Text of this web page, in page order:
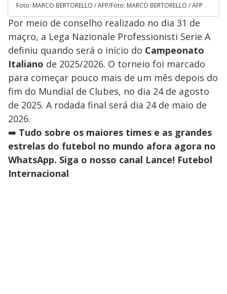
Foto: MARCO BERTORELLO / AFP/Foto: MARCO BERTORELLO / AFP
Por meio de conselho realizado no dia 31 de
maçro, a Lega Nazionale Professionisti Serie A
definiu quando será o início do Campeonato
Italiano de 2025/2026. O torneio foi marcado
para começar pouco mais de um mês depois do
fim do Mundial de Clubes, no dia 24 de agosto
de 2025. A rodada final será dia 24 de maio de
2026.
➡️ Tudo sobre os maiores times e as grandes
estrelas do futebol no mundo afora agora no
WhatsApp. Siga o nosso canal Lance! Futebol
Internacional